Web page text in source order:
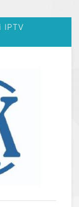
IPTV